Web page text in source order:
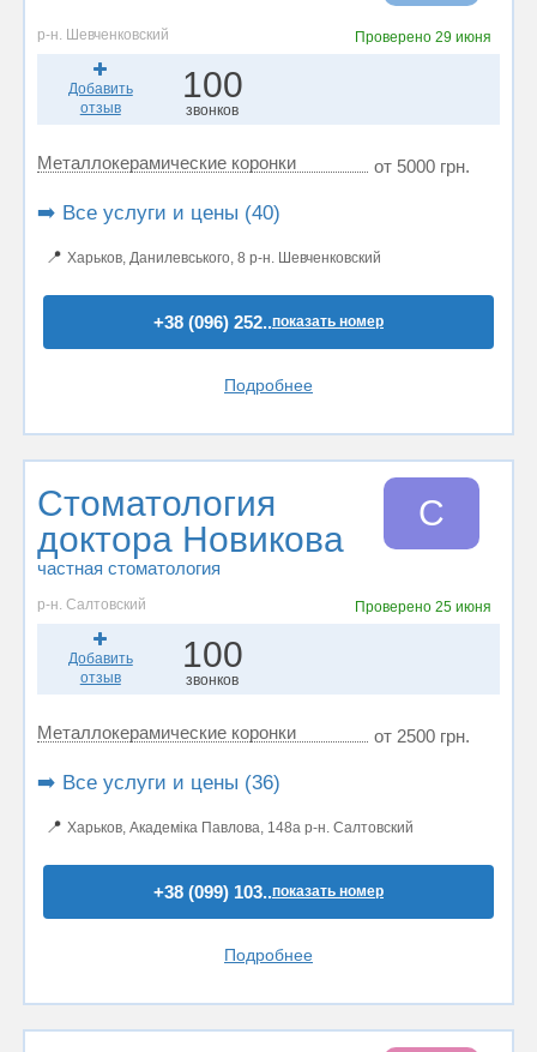
р-н. Шевченковский Проверено 29 июня
Добавить
отзыв
100
звонков
Металлокерамические коронки от 5000 грн.
➡️ Все услуги и цены (40)
📍 Харьков, Данилевського, 8 р-н. Шевченковский
+38 (096) 252..показать номер
Подробнее
Стоматология
доктора Новикова
частная стоматология
С
р-н. Салтовский Проверено 25 июня
Добавить
отзыв
100
звонков
Металлокерамические коронки от 2500 грн.
➡️ Все услуги и цены (36)
📍 Харьков, Академіка Павлова, 148а р-н. Салтовский
+38 (099) 103..показать номер
Подробнее